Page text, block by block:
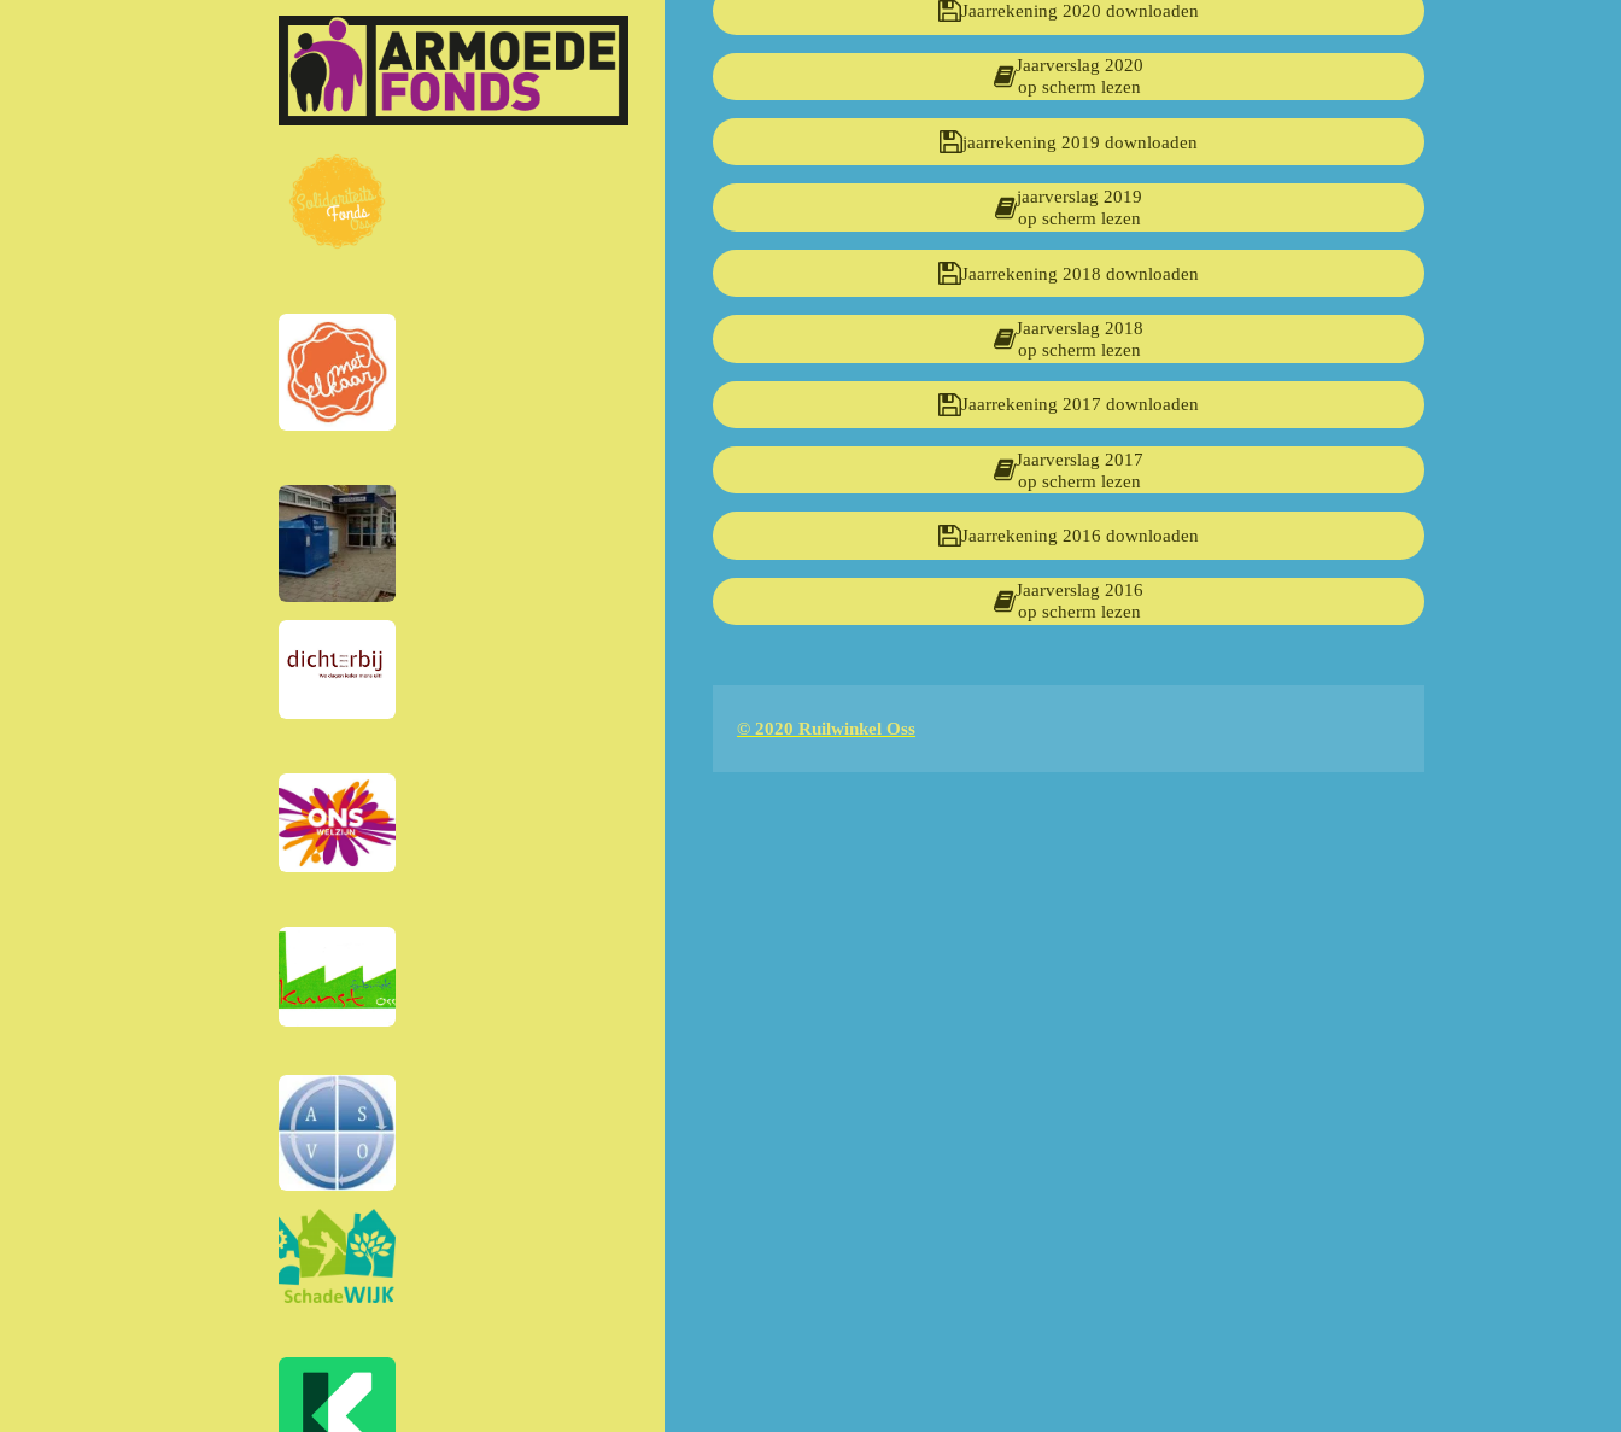
Jaarrekening 2020 downloaden
Jaarverslag 2020
op scherm lezen
jaarrekening 2019 downloaden
jaarverslag 2019
op scherm lezen
Jaarrekening 2018 downloaden
Jaarverslag 2018
op scherm lezen
Jaarrekening 2017 downloaden
Jaarverslag 2017
op scherm lezen
Jaarrekening 2016 downloaden
Jaarverslag 2016
op scherm lezen
© 2020 Ruilwinkel Oss